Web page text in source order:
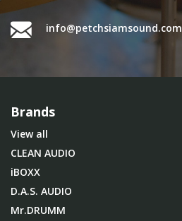
info@petchsiamsound.com
Brands
View all
CLEAN AUDIO
iBOXX
D.A.S. AUDIO
Mr.DRUMM